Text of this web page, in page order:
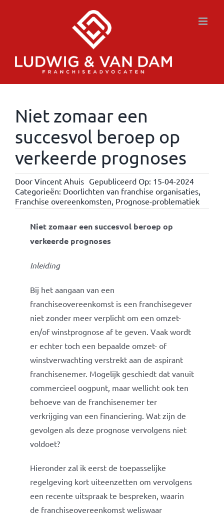
Niet zomaar een
succesvol beroep op
verkeerde prognoses
Door Vincent Ahuis Gepubliceerd Op: 15-04-2024
Categorieën: Doorlichten van franchise organisaties,
Franchise overeenkomsten, Prognose-problematiek
Niet zomaar een succesvol beroep op
verkeerde prognoses
Inleiding
Bij het aangaan van een
franchiseovereenkomst is een franchisegever
niet zonder meer verplicht om een omzet-
en/of winstprognose af te geven. Vaak wordt
er echter toch een bepaalde omzet- of
winstverwachting verstrekt aan de aspirant
franchisenemer. Mogelijk geschiedt dat vanuit
commercieel oogpunt, maar wellicht ook ten
behoeve van de franchisenemer ter
verkrijging van een financiering. Wat zijn de
gevolgen als deze prognose vervolgens niet
voldoet?
Hieronder zal ik eerst de toepasselijke
regelgeving kort uiteenzetten om vervolgens
een recente uitspraak te bespreken, waarin
de franchiseovereenkomst weliswaar